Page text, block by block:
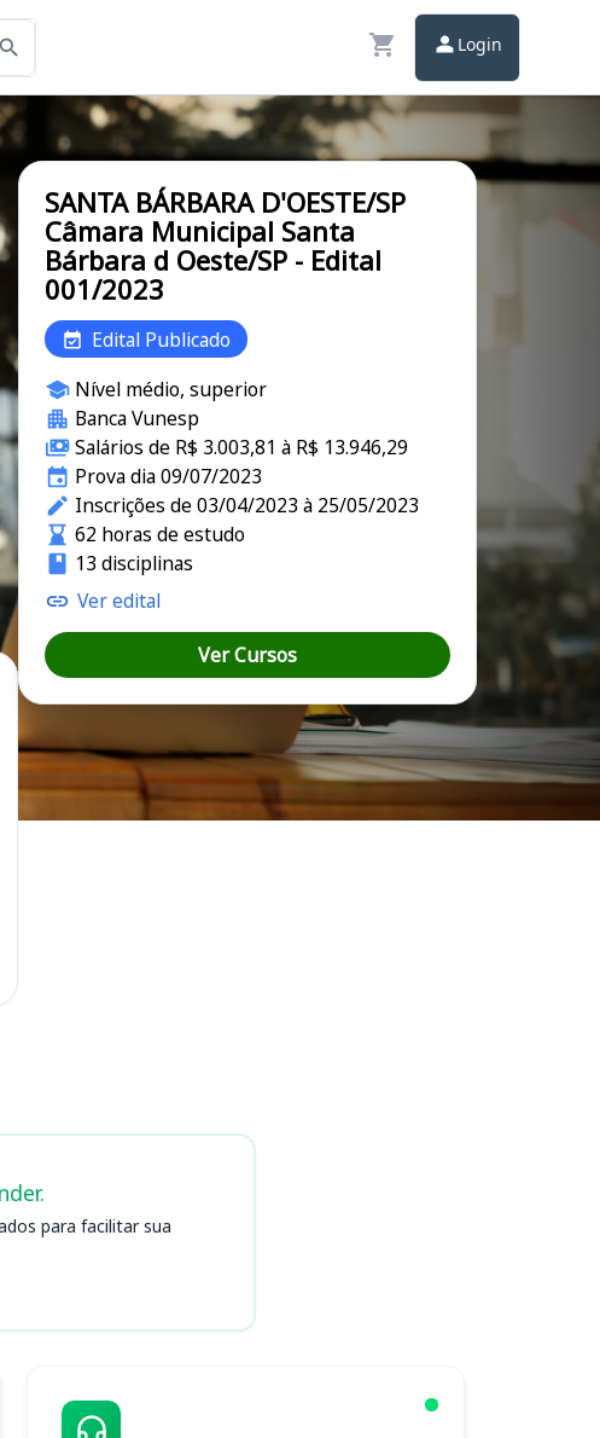
Login
SANTA BÁRBARA D'OESTE/SP
Câmara Municipal Santa
Bárbara d Oeste/SP - Edital
001/2023
Edital Publicado
Nível médio, superior
Banca Vunesp
Salários de R$ 3.003,81 à R$ 13.946,29
Prova dia 09/07/2023
Inscrições de 03/04/2023 à 25/05/2023
62 horas de estudo
13 disciplinas
Ver edital
Ver Cursos
para facilitar sua